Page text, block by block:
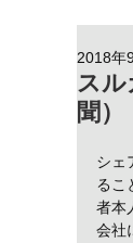
スル
聞）
2018年
シェ
るこ
者本
会社